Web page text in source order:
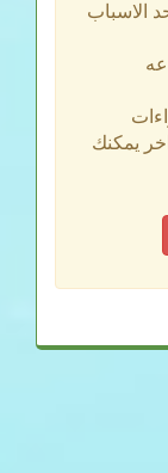
الاسباب
يمكنك